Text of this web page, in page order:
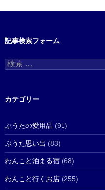
記事検索フォーム
検
索
カテゴリー
ぶうたの愛用品 (91)
ぶうた思い出 (83)
わんこと泊まる宿 (68)
わんこと行くお店 (255)